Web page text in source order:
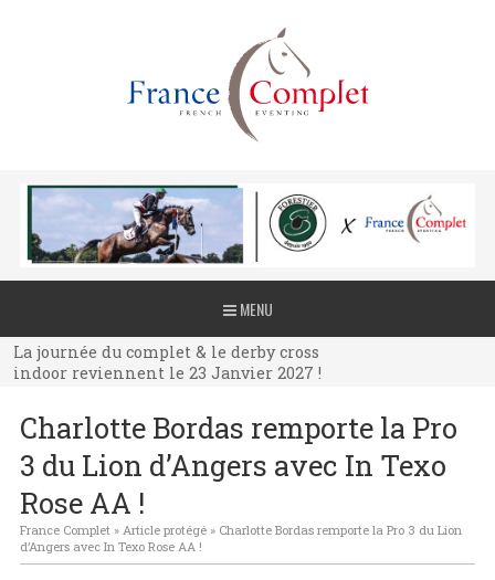
MENU
La journée du complet & le derby cross
indoor reviennent le 23 Janvier 2027 !
La journée du complet & le derby cross
indoor reviennent le 23 Janvier 2027 !
indoor reviennent le 23 Janvier 2027 !
Charlotte Bordas remporte la Pro
3 du Lion d’Angers avec In Texo
Rose AA !
France Complet» Article protégé» Charlotte Bordas remporte la Pro 3 du Lion
d’Angers avec In Texo Rose AA !